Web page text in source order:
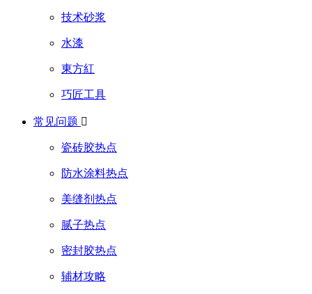
技术砂浆
水漆
東方紅
巧匠工具
常见问题 
瓷砖胶热点
防水涂料热点
美缝剂热点
腻子热点
密封胶热点
辅材攻略